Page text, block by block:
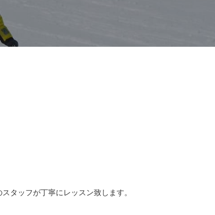
タッフが丁寧にレッスン致します。